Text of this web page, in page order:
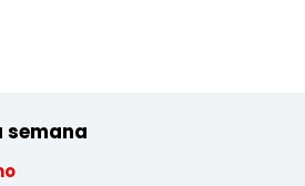
semana